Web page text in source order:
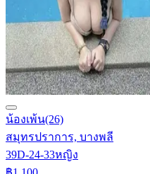
น้องเพ้น(26)
สมุทรปราการ, บางพลี
39D-24-33หญิง